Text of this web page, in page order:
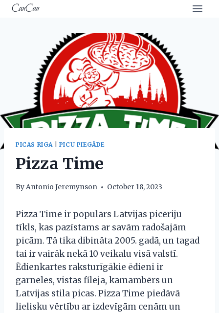
SkipCanCan
PICAS RIGA PICU PIEGĀDE
Pizza Time
ByAntonio Jeremynson October 18, 2023
Pizza Time ir populārs Latvijas picēriju
tīkls, kas pazīstams ar savām radošajām
picām. Tā tika dibināta 2005. gadā, un tagad
tai ir vairāk nekā 10 veikalu visā valstī.
Ēdienkartes raksturīgākie ēdieni ir
garneles, vistas fileja, kamambērs un
Latvijas stila picas. Pizza Time piedāvā
lielisku vērtību ar izdevīgām cenām un